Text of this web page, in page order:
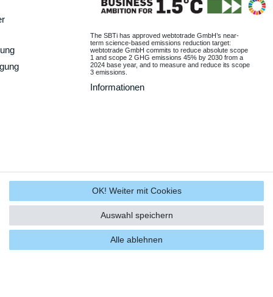
The SBTi has approved webtotrade GmbH’s near-
term science-based emissions reduction target:
webtotrade GmbH commits to reduce absolute scope
1 and scope 2 GHG emissions 45% by 2030 from a
2024 base year, and to measure and reduce its scope
3 emissions.
Informationen
OK! Weiter mit Cookies
Alle ablehnen
Auswahl speichern